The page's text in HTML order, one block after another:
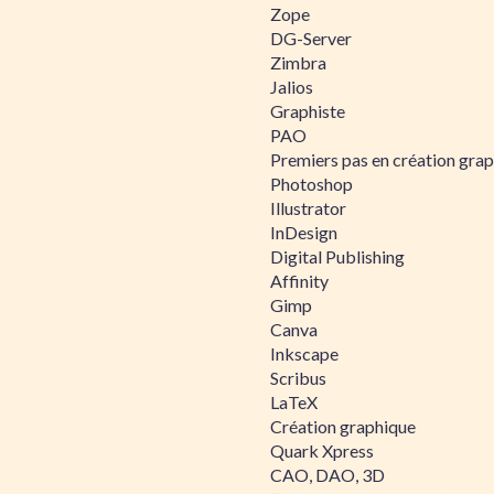
Zope
DG-Server
Zimbra
Jalios
Graphiste
PAO
Premiers pas en création
Photoshop
Illustrator
InDesign
Digital Publishing
Affinity
Gimp
Canva
Inkscape
Scribus
LaTeX
Création graphique
Quark Xpress
CAO, DAO, 3D